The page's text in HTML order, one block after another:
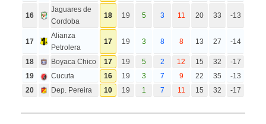
16
Jaguares de
Cordoba
18 19 5 3 11 20 33 -13
17
Alianza
Petrolera
17 19 3 8 8 13 27 -14
18 Boyaca Chico 17 19 5 2 12 15 32
-17
19
Cucuta 16 19 3 7 9 22 35
-13
20
Dep. Pereira 10 19 1 7 11 15 32 -17